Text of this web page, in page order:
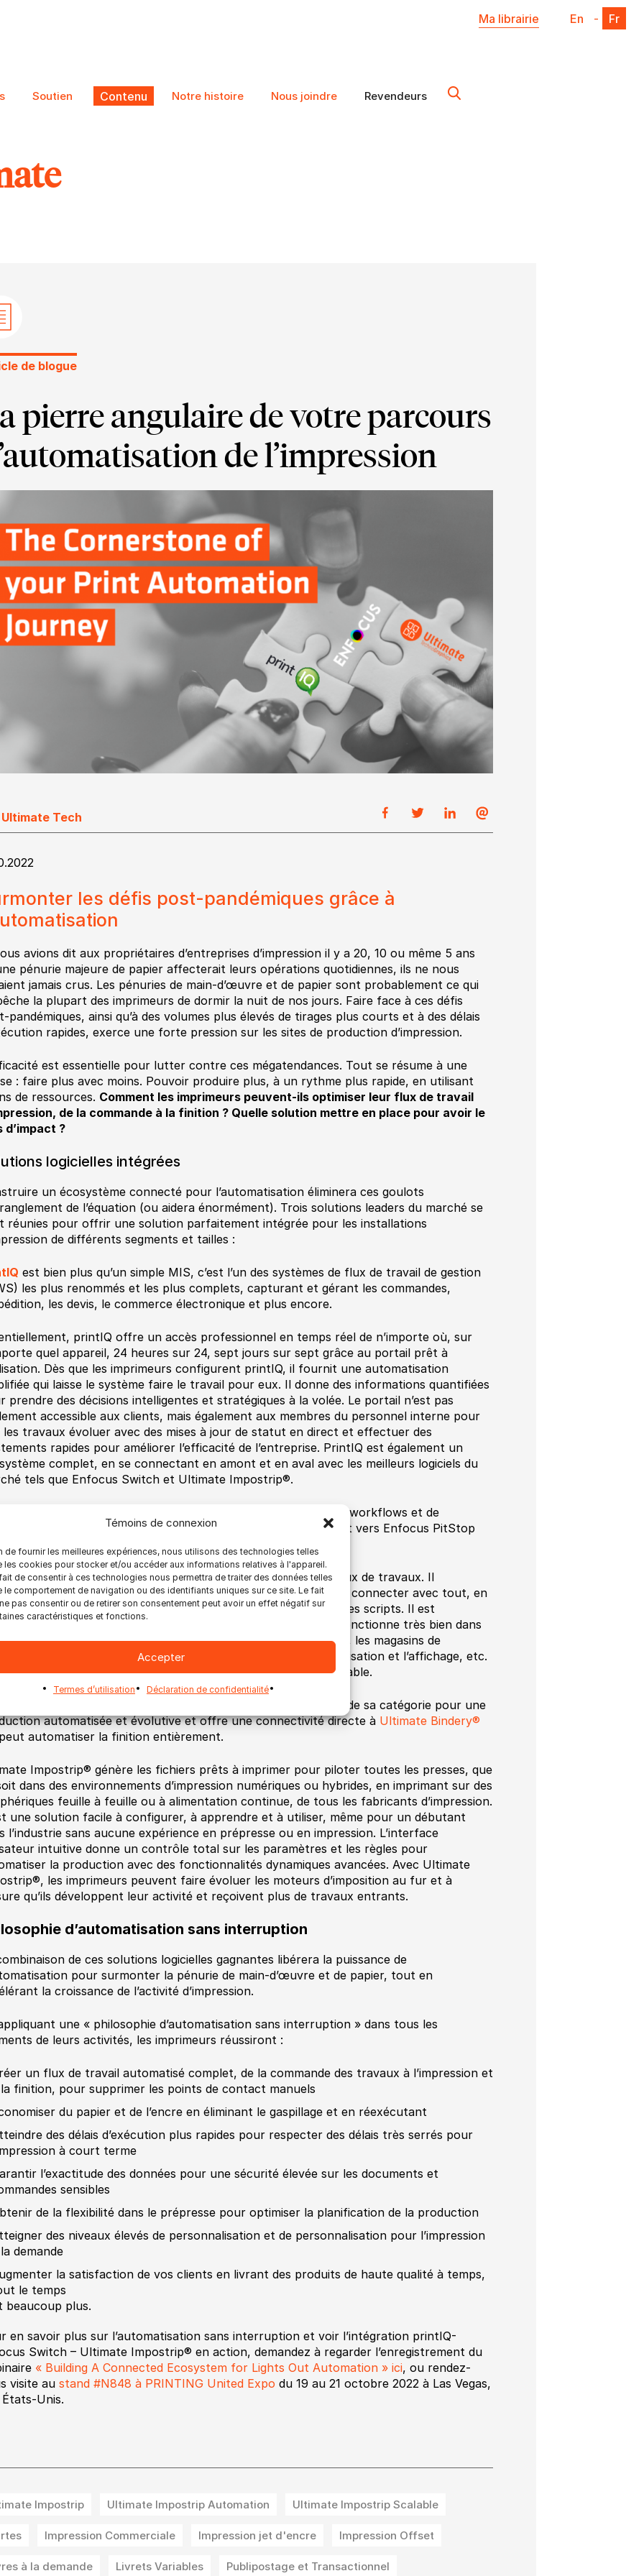
Témoins de connexion
de fournir les meilleures expériences, nous utilisons des technologies telles
les cookies pour stocker et/ou accéder aux informations relatives à l'appareil.
de consentir à ces technologies nous permettra de traiter des données telles
le comportement de navigation ou des identifiants uniques sur ce site. Le fait
pas consentir ou de retirer son consentement peut avoir un effet négatif sur
caractéristiques et fonctions.
Accepter
Termes d’utilisation Déclaration de confidentialité
Ma librairie En - Fr
Soutien Contenu Notre histoire Nous joindre Revendeurs
de blogue
pierre angulaire de votre parcours
de l’impression
Tech
les défis post-pandémiques grâce à
avions dit aux propriétaires d’entreprises d’impression il y a 20, 10 ou même 5 ans
pénurie majeure de papier affecterait leurs opérations quotidiennes, ils ne nous
jamais crus. Les pénuries de main-d’œuvre et de papier sont probablement ce qui
la plupart des imprimeurs de dormir la nuit de nos jours. Faire face à ces défis
pandémiques, ainsi qu’à des volumes plus élevés de tirages plus courts et à des délais
rapides, exerce une forte pression sur les sites de production d’impression.
est essentielle pour lutter contre ces mégatendances. Tout se résume à une
: faire plus avec moins. Pouvoir produire plus, à un rythme plus rapide, en utilisant
de ressources. Comment les imprimeurs peuvent-ils optimiser leur flux de travail
de la commande à la finition ? Quelle solution mettre en place pour avoir le
d’impact ?
logicielles intégrées
un écosystème connecté pour l’automatisation éliminera ces goulots
de l’équation (ou aidera énormément). Trois solutions leaders du marché se
réunies pour offrir une solution parfaitement intégrée pour les installations
de différents segments et tailles :
est bien plus qu’un simple MIS, c’est l’un des systèmes de flux de travail de gestion
les plus renommés et les plus complets, capturant et gérant les commandes,
les devis, le commerce électronique et plus encore.
printIQ offre un accès professionnel en temps réel de n’importe où, sur
quel appareil, 24 heures sur 24, sept jours sur sept grâce au portail prêt à
Dès que les imprimeurs configurent printIQ, il fournit une automatisation
qui laisse le système faire le travail pour eux. Il donne des informations quantifiées
prendre des décisions intelligentes et stratégiques à la volée. Le portail n’est pas
accessible aux clients, mais également aux membres du personnel interne pour
les travaux évoluer avec des mises à jour de statut en direct et effectuer des
rapides pour améliorer l’efficacité de l’entreprise. PrintIQ est également un
complet, en se connectant en amont et en aval avec les meilleurs logiciels du
tels que Enfocus Switch et Ultimate Impostrip®.
Switch est l’un des principaux outils d’automatisation des workflows et de
des commandes sur le marché et dispose d’un lien direct vers Enfocus PitStop
Switcha une approche unique de l’automatisation des flux de travaux. Il
les tâches répétitives. L’ambition de Switch est de tout connecter avec tout, en
des applications, XML et JDF tout en prenant en charge les scripts. Il est
modulaire et conçu pour macOS et Windows. Switch fonctionne très bien dans
des arts graphiques tels que les éditeurs, les imprimeurs, les magasins de
imprimantes numériques, l’impression grand format, la signalisation et l’affichage, etc.
est une solution rapide pour devenir plus productif et rentable.
est la meilleure solution d’imposition ouverte de sa catégorie pour une
automatisée et évolutive et offre une connectivité directe à Ultimate Bindery®
automatiser la finition entièrement.
Impostrip® génère les fichiers prêts à imprimer pour piloter toutes les presses, que
dans des environnements d’impression numériques ou hybrides, en imprimant sur des
feuille à feuille ou à alimentation continue, de tous les fabricants d’impression.
une solution facile à configurer, à apprendre et à utiliser, même pour un débutant
l’industrie sans aucune expérience en prépresse ou en impression. L’interface
intuitive donne un contrôle total sur les paramètres et les règles pour
la production avec des fonctionnalités dynamiques avancées. Avec Ultimate
les imprimeurs peuvent faire évoluer les moteurs d’imposition au fur et à
qu’ils développent leur activité et reçoivent plus de travaux entrants.
d’automatisation sans interruption
de ces solutions logicielles gagnantes libérera la puissance de
pour surmonter la pénurie de main-d’œuvre et de papier, tout en
la croissance de l’activité d’impression.
une « philosophie d’automatisation sans interruption » dans tous les
de leurs activités, les imprimeurs réussiront :
un flux de travail automatisé complet, de la commande des travaux à l’impression et
finition, pour supprimer les points de contact manuels
du papier et de l’encre en éliminant le gaspillage et en réexécutant
des délais d’exécution plus rapides pour respecter des délais très serrés pour
à court terme
l’exactitude des données pour une sécurité élevée sur les documents et
sensibles
de la flexibilité dans le prépresse pour optimiser la planification de la production
des niveaux élevés de personnalisation et de personnalisation pour l’impression
demande
la satisfaction de vos clients en livrant des produits de haute qualité à temps,
le temps
beaucoup plus.
en savoir plus sur l’automatisation sans interruption et voir l’intégration printIQ-
Switch – Ultimate Impostrip® en action, demandez à regarder l’enregistrement du
« Building A Connected Ecosystem for Lights Out Automation » ici, ou rendez-
visite au stand #N848 à PRINTING United Expo du 19 au 21 octobre 2022 à Las Vegas,
États-Unis.
Impostrip Ultimate Impostrip Automation Ultimate Impostrip Scalable
Impression Commerciale Impression jet d'encre Impression Offset
à la demande Livrets Variables Publipostage et Transactionnel